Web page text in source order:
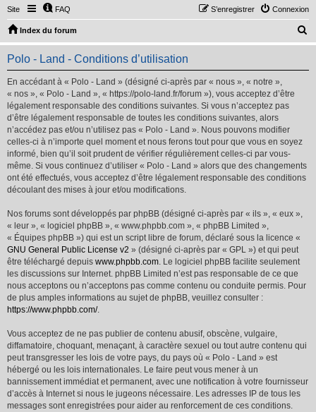
Site FAQ Connexion
S’enregistrer
Index du forum
e
Polo - Land - Conditions d’utilisation
En accédant à « Polo - Land » (désigné ci-après par « nous », « notre »,
« nos », « Polo - Land », « https://polo-land.fr/forum »), vous acceptez d’être
légalement responsable des conditions suivantes. Si vous n’acceptez pas
d’être légalement responsable de toutes les conditions suivantes, alors
n’accédez pas et/ou n’utilisez pas « Polo - Land ». Nous pouvons modifier
celles-ci à n’importe quel moment et nous ferons tout pour que vous en soyez
informé, bien qu’il soit prudent de vérifier régulièrement celles-ci par vous-
même. Si vous continuez d’utiliser « Polo - Land » alors que des changements
ont été effectués, vous acceptez d’être légalement responsable des conditions
découlant des mises à jour et/ou modifications.
Nos forums sont développés par phpBB (désigné ci-après par « ils », « eux »,
« leur », « logiciel phpBB », « www.phpbb.com », « phpBB Limited »,
« Équipes phpBB ») qui est un script libre de forum, déclaré sous la licence «
GNU General Public License v2 » (désigné ci-après par « GPL ») et qui peut
être téléchargé depuis www.phpbb.com. Le logiciel phpBB facilite seulement
les discussions sur Internet. phpBB Limited n’est pas responsable de ce que
nous acceptons ou n’acceptons pas comme contenu ou conduite permis. Pour
de plus amples informations au sujet de phpBB, veuillez consulter :
https://www.phpbb.com/.
Vous acceptez de ne pas publier de contenu abusif, obscène, vulgaire,
diffamatoire, choquant, menaçant, à caractère sexuel ou tout autre contenu qui
peut transgresser les lois de votre pays, du pays où « Polo - Land » est
hébergé ou les lois internationales. Le faire peut vous mener à un
bannissement immédiat et permanent, avec une notification à votre fournisseur
d’accès à Internet si nous le jugeons nécessaire. Les adresses IP de tous les
messages sont enregistrées pour aider au renforcement de ces conditions.